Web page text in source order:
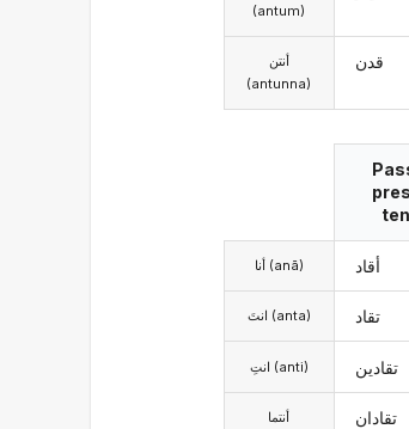
(antum)
أنتن
(antunna)
قدن
أنا (anā)
انتَ (anta)
انتِ (anti)
أنتما
أقاد
تقاد
تقادين
تقادان